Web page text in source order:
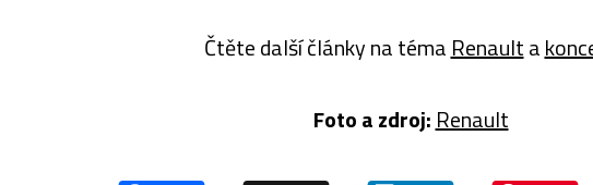
Čtěte další články na téma Renaulta
Foto a zdroj: Renault